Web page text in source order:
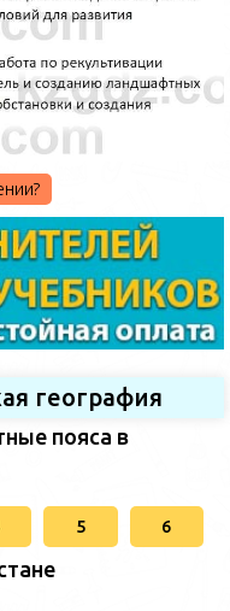
география
пояса в
5 6